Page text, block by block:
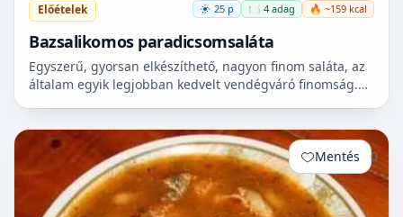
Előételek 25 p 🍽️ 4 adag 🔥 ~159 kcal
Bazsalikomos paradicsomsaláta
Egyszerű, gyorsan elkészíthető, nagyon finom saláta, az
általam egyik legjobban kedvelt vendégváró finomság.
Mentés 0